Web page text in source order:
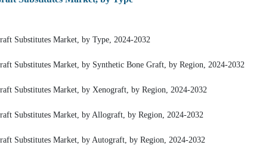
Substitutes Market, by Type, 2024-2032
Substitutes Market, by Synthetic Bone Graft, by Region, 2024-2032
Substitutes Market, by Xenograft, by Region, 2024-2032
Substitutes Market, by Allograft, by Region, 2024-2032
Substitutes Market, by Autograft, by Region, 2024-2032